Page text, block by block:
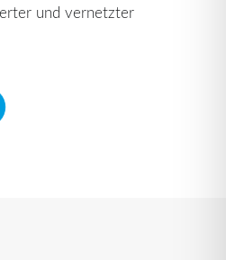
und vernetzter